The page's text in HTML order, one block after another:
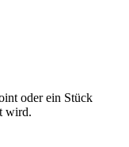
oder ein Stück
wird.